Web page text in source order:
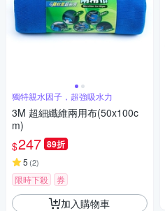
獨特親水因子，超強吸水力
3M 超細纖維兩用布(50x100c
m)
$247 89折
5 (2)
限時下殺 券
加入購物車